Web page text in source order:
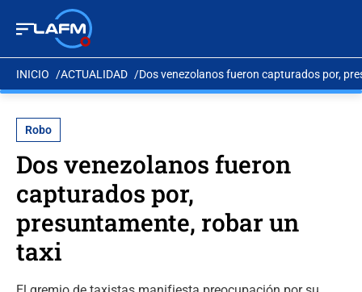
INICIO ACTUALIDAD Dos venezolanos fueron capturados por,
Robo
Dos venezolanos fueron
capturados por,
presuntamente, robar un
taxi